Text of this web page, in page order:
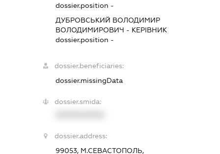
dossier.position -
ДУБРОВСЬКИЙ ВОЛОДИМИР
ВОЛОДИМИРОВИЧ - КЕРІВНИК
dossier.position -
dossier.beneficiaries:
dossier.missingData
dossier.smida:
dossier.address:
99053, М.СЕВАСТОПОЛЬ,